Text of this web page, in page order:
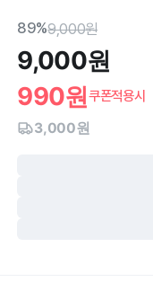
89%9,000원
9,000원
990원쿠폰적용시
3,000원